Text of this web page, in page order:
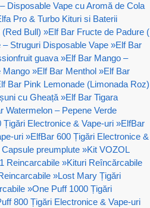
Disposable Vape cu Aromă de Cola
Pro & Turbo Kituri si Baterii
Bull) »Elf Bar Fructe de Padure (
– Struguri Disposable Vape »Elf Bar
guava »Elf Bar Mango –
Mango »Elf Bar Menthol »Elf Bar
Bar Pink Lemonade (Limonada Roz)
cu Gheață »Elf Bar Tigara
Watermelon – Pepene Verde
Țigări Electronice & Vape-uri »ElfBar
uri »ElfBar 600 Țigări Electronice &
preumplute »Kit VOZOL
Reincarcabile »Kituri Reîncărcabile
»Lost Mary Țigări
»One Puff 1000 Țigări
800 Țigări Electronice & Vape-uri